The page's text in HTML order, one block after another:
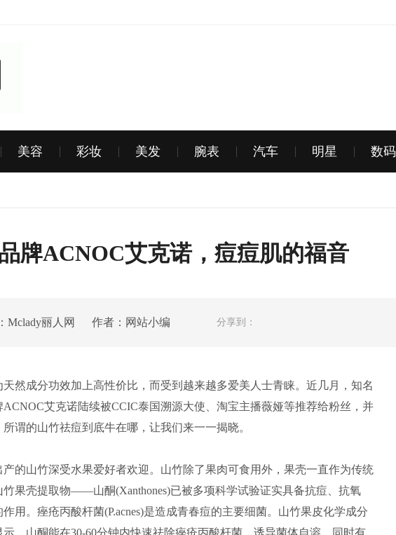
美容 彩妆 美发 腕表 汽车 明星 数码
牌ACNOC艾克诺，痘痘肌的福音
Mclady丽人网 作者：网站小编 分享到：
然成分功效加上高性价比，而受到越来越多爱美人士青睐。近几月，知名
艾克诺陆续被CCIC泰国溯源大使、淘宝主播薇娅等推荐给粉丝，并
谓的山竹祛痘到底牛在哪，让我们来一一揭晓。
的山竹深受水果爱好者欢迎。山竹除了果肉可食用外，果壳一直作为传统
竹果壳提取物——山酮(Xanthones)已被多项科学试验证实具备抗痘、抗氧
用。痤疮丙酸杆菌(P.acnes)是造成青春痘的主要细菌。山竹果皮化学成分
，山酮能在30-60分钟内快速祛除痤疮丙酸杆菌，诱导菌体自溶。同时有